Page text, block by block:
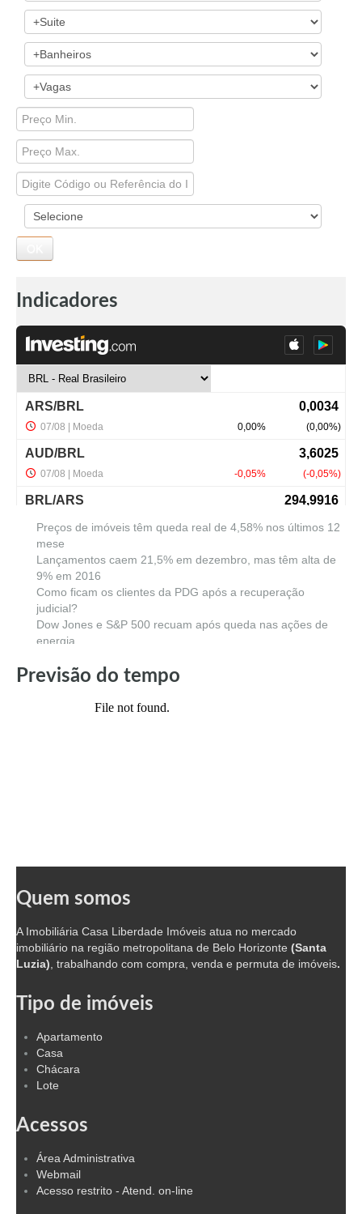
Indicadores
Últimas Notícias
Preços de imóveis têm queda real de 4,58% nos últimos 12
mese
Lançamentos caem 21,5% em dezembro, mas têm alta de
9% em 2016
Como ficam os clientes da PDG após a recuperação
judicial?
Dow Jones e S&P 500 recuam após queda nas ações de
energia
Previsão do tempo
Quem somos
A Imobiliária Casa Liberdade Imóveis atua no mercado
imobiliário na região metropolitana de Belo Horizonte (Santa
Luzia), trabalhando com compra, venda e permuta de imóveis.
Tipo de imóveis
Apartamento
Casa
Chácara
Lote
Acessos
Área Administrativa
Webmail
Acesso restrito - Atend. on-line